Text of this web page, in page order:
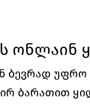
ონლაინ
უფრო
ბარათით